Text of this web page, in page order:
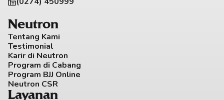
Neutron
Tentang Kami
Testimonial
Karir di Neutron
Program di Cabang
Program BJJ Online
Neutron CSR
Layanan